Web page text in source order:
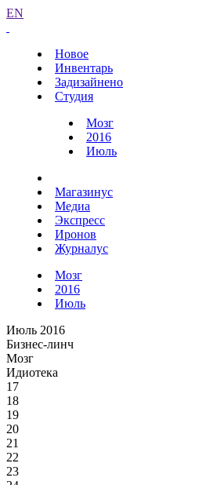
EN
Новое
Инвентарь
Задизайнено
Студия
Мозг
2016
Июль
Магазинус
Медиа
Экспресс
Иронов
Журналус
Мозг
2016
Июль
Июль 2016
Бизнес-линч
Мозг
Идиотека
17
18
19
20
21
22
23